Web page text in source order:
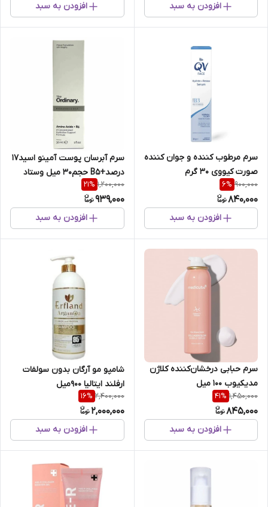
افزودن به سبد افزودن به سبد
سرم مرطوب کننده و جوان کننده
صورت کیووی 30 گرم
900,000
6%
840,000
افزودن به سبد
سرم‌ آبرسان‌ پوست‌ آمینو اسید17
درصد+B5‌ حجم30 میل‌ وستاد
دارو
1,200,000
21%
939,000
افزودن به سبد
سرم حبابی درخشان‌کننده کلاژن
مدیکیوب ۱۰۰ میل
1,450,000
41%
845,000
افزودن به سبد
شامپو مو آرگان بدون سولفات
ارفلند ایتالیا 900میل
2,400,000
16%
2,000,000
افزودن به سبد